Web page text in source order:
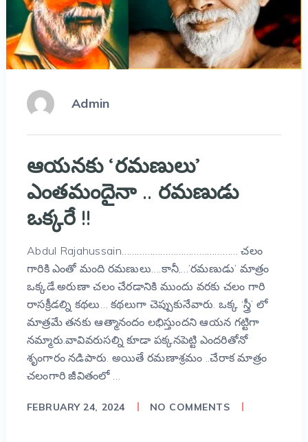
Admin
ఆయనకు ‘రమణులు’
ఎంతమందైనా .. రమణుడు
ఒక్కరే !!
Abdul Rajahussain……………………………………… చలం
గారికి ఎంతో మంది రమణులు….కానీ,…’రమణుడు’ మాత్రం
ఒక్కడే.అరుణా చలం చేరడానికి ముందు వరకు చలం గారి
రాసక్రీడల్ని‌ కథలు… కథలుగా చెప్పుకునేవారు. ఒక్క ‘స్త్రీ’ లో
మాత్రమే తనకు ఆత్మానందం లభిస్తుందని ఆయన గట్టిగా
నమ్మారు.వావివరుసల్ని కూడా పక్కనపెట్టి ఎందరితోనో
శృంగారం నడిపారు. అయితే రమణాశ్రమం ..చేరాక మాత్రం
చలంగారి జీవితంలో …
FEBRUARY 24, 2024 NO COMMENTS